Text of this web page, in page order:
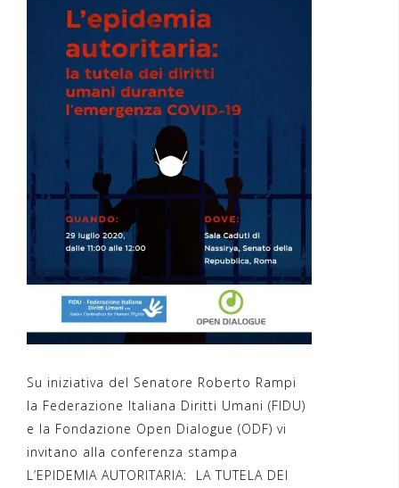
Su iniziativa del Senatore Roberto Rampi
la Federazione Italiana Diritti Umani (FIDU)
e la Fondazione Open Dialogue (ODF) vi
invitano alla conferenza stampa
L’EPIDEMIA AUTORITARIA: LA TUTELA DEI